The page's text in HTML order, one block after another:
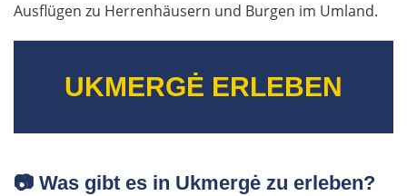
Ausflügen zu Herrenhäusern und Burgen im Umland.
UKMERGĖ ERLEBEN
📷 Was gibt es in Ukmergė zu erleben?